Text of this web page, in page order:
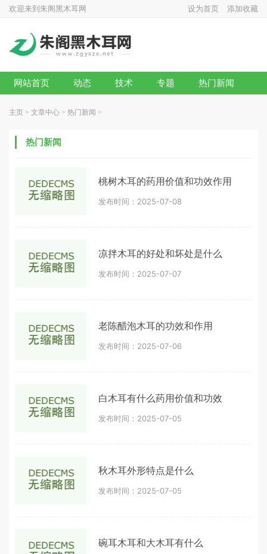
欢迎来到朱阁黑木耳网 设为首页 添加收藏
网站首页 动态 技术 专题 热门新闻
主页 > 文章中心 > 热门新闻 >
热门新闻
桃树木耳的药用价值和功效作用
发布时间：2025-07-08
凉拌木耳的好处和坏处是什么
发布时间：2025-07-07
老陈醋泡木耳的功效和作用
发布时间：2025-07-06
白木耳有什么药用价值和功效
发布时间：2025-07-05
秋木耳外形特点是什么
发布时间：2025-07-05
碗耳木耳和大木耳有什么